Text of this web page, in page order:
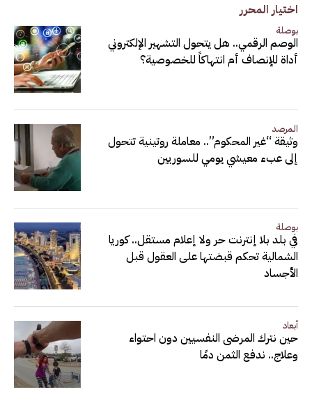
اختيار المحرر
بوصلة
الوصم الرقمي.. هل يتحول التشهير الإلكتروني
أداة للإنصاف أم انتهاكاً للخصوصية؟
المرصد
وثيقة “غير المحكوم”.. معاملة روتينية تتحول
إلى عبء معيشي يومي للسوريين
بوصلة
في بلد بلا إنترنت حر ولا إعلام مستقل.. كوريا
الشمالية تحكم قبضتها على العقول قبل
الأجساد
أبعاد
حين نترك المرضى النفسيين دون احتواء
وعلاج.. ندفع الثمن دمًا